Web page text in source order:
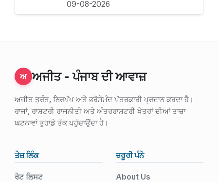
09-08-2026
ਅ ਅਜੀਤ - ਪੰਜਾਬ ਦੀ ਆਵਾਜ਼
ਅਜੀਤ ਤੁਰੰਤ, ਨਿਰਪੱਖ ਅਤੇ ਭਰੋਸੇਮੰਦ ਪੱਤਰਕਾਰੀ ਪ੍ਰਦਾਨ ਕਰਦਾ ਹੈ।
ਰਾਜਾਂ, ਰਾਸ਼ਟਰੀ ਰਾਜਨੀਤੀ ਅਤੇ ਅੰਤਰਰਾਸ਼ਟਰੀ ਖੇਤਰਾਂ ਦੀਆਂ ਤਾਜ਼ਾ
ਘਟਨਾਵਾਂ ਤੁਹਾਡੇ ਤੱਕ ਪਹੁੰਚਾਉਂਦਾ ਹੈ।
ਤੇਜ਼ ਲਿੰਕ
ਰੇਟ ਲਿਸਟ
ਜ਼ਰੂਰੀ ਪੰਨੇ
About Us